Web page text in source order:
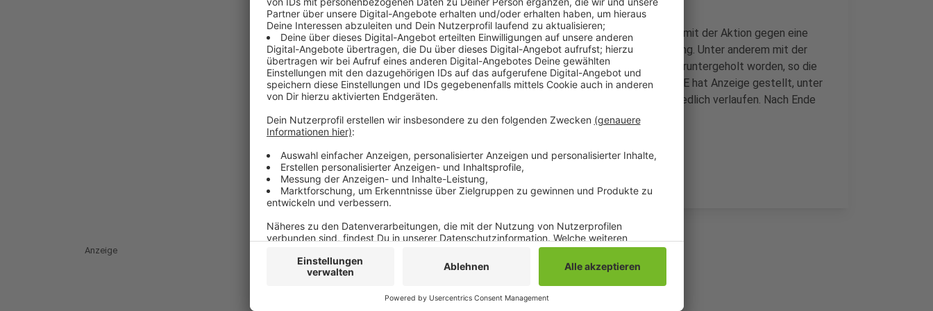
Außerdem blockierten sie ein Kohleförderband. Sie protestierten mit der Aktion gegen eine
geplante Abholzung im Hambacher Forst, hieß es in einer Mitteilung. Unter anderem mit der
Hilfe von Höhenrettern seien die Aktivisten von den Großgeräten runtergeholt worden, so die
Polizei. Kurzzeitig seien sie in Gewahrsam genommen worden. RWE hat Anzeige gestellt, unter
anderem wegen Hausfriedensbruchs. Insgesamt sei die Aktion friedlich verlaufen. Nach Ende
der Besetzung konnte der Betrieb im Tagebau wieder anlaufen.
Anzeige